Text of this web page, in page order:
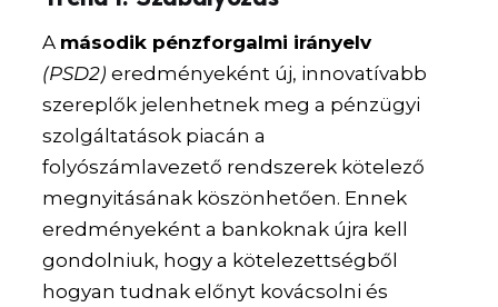
A második pénzforgalmi irányelv
(PSD2) eredményeként új, innovatívabb
szereplők jelenhetnek meg a pénzügyi
szolgáltatások piacán a
folyószámlavezető rendszerek kötelező
megnyitásának köszönhetően. Ennek
eredményeként a bankoknak újra kell
gondolniuk, hogy a kötelezettségből
hogyan tudnak előnyt kovácsolni és